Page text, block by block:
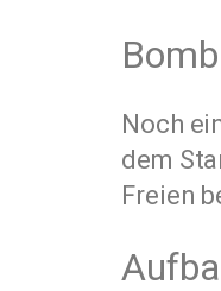
Noch
dem
Freien